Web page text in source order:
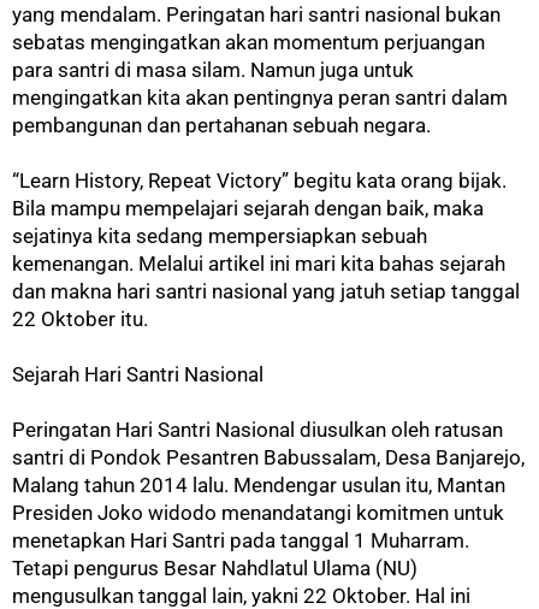
yang mendalam. Peringatan hari santri nasional bukan
sebatas mengingatkan akan momentum perjuangan
para santri di masa silam. Namun juga untuk
mengingatkan kita akan pentingnya peran santri dalam
pembangunan dan pertahanan sebuah negara.
“Learn History, Repeat Victory” begitu kata orang bijak.
Bila mampu mempelajari sejarah dengan baik, maka
sejatinya kita sedang mempersiapkan sebuah
kemenangan. Melalui artikel ini mari kita bahas sejarah
dan makna hari santri nasional yang jatuh setiap tanggal
22 Oktober itu.
Sejarah Hari Santri Nasional
Peringatan Hari Santri Nasional diusulkan oleh ratusan
santri di Pondok Pesantren Babussalam, Desa Banjarejo,
Malang tahun 2014 lalu. Mendengar usulan itu, Mantan
Presiden Joko widodo menandatangi komitmen untuk
menetapkan Hari Santri pada tanggal 1 Muharram.
Tetapi pengurus Besar Nahdlatul Ulama (NU)
mengusulkan tanggal lain, yakni 22 Oktober. Hal ini